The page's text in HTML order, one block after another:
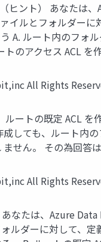
ヒント） あなたは
イルとフォルダー
A. ルート内のフォ
トのアクセス ACL
All Rights
ルートの既定 ACL
成しても、ルート内
ません。 その為回
All Rights
なたは、Azure
ルダーに対して、